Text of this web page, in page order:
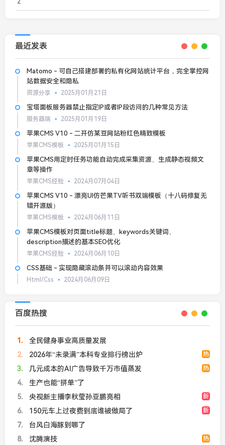
最近发表
Matomo - 可自己搭建部署的私有化网站统计平台，完全掌控网
站数据安全和隐私
资源分享 2025月01月21日
宝塔面板服务器禁止指定IP或者IP段访问的几种常见方法
服务器端 2025月01月19日
苹果CMS V10 - 二开仿某豆网站粉红色精致模板
苹果CMS模板 2025月01月15日
苹果CMS用定时任务功能自动完成采集资源、生成静态视频文
章等操作
苹果CMS经验 2024月07月04日
苹果CMS V10 - 漂亮UI仿芒果TV听书双端模板（十八码修复无
错开源版）
苹果CMS模板 2024月06月11日
苹果CMS模板对页面title标题、keywords关键词、
description描述的基本SEO优化
苹果CMS经验 2024月06月10日
CSS基础 - 实现隐藏滚动条并可以滚动内容效果
Html/Css 2024月06月09日
百度热搜
1
全民健身事业高质量发展
2
热
2026年“未录满”本科专业排行榜出炉
3
热
几元成本的AI广告导致千万市值蒸发
4
生产也能“拼单”了
5
新
央视新主播李秋莹孙亚鹏亮相
6
新
150元车上过夜费到底谁被做局了
7
台风白海豚到哪了
8
热
沈腾演技